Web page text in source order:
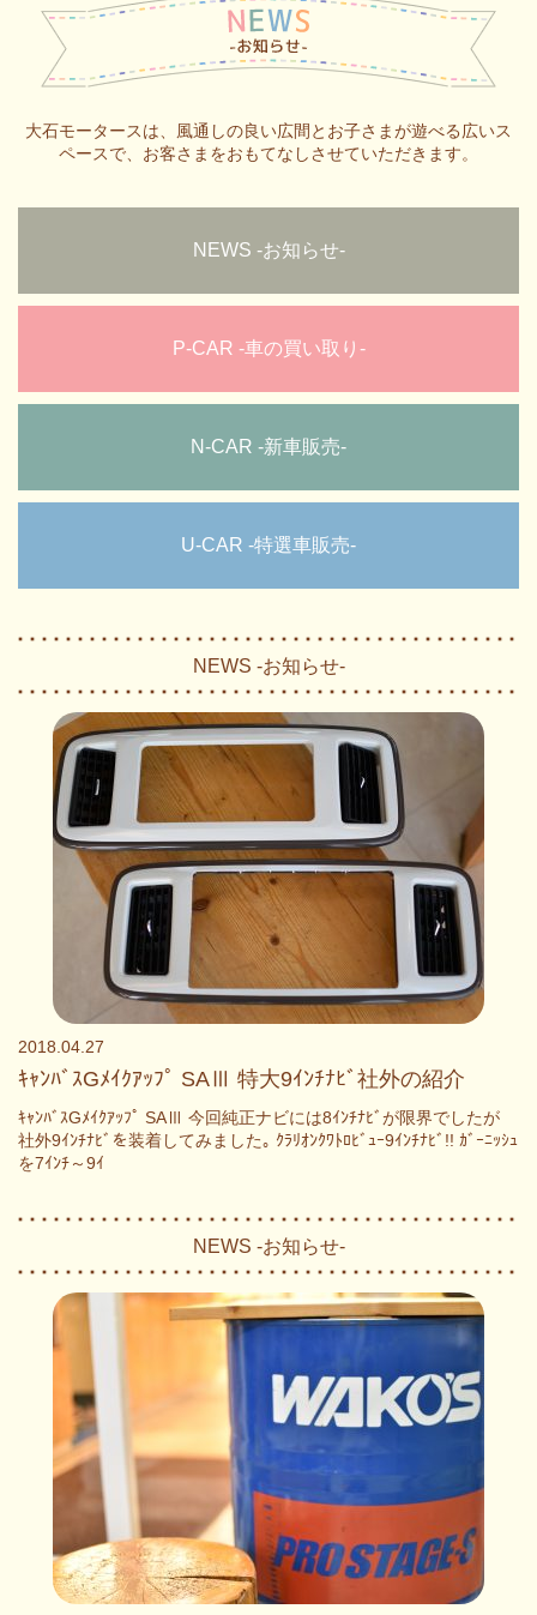
大石モータースは、風通しの良い広間とお子さまが遊べる広いス
ペースで、お客さまをおもてなしさせていただきます。
NEWS -お知らせ-
P-CAR -車の買い取り-
N-CAR -新車販売-
U-CAR -特選車販売-
NEWS -お知らせ-
2018.04.27
ｷｬﾝﾊﾞｽGﾒｲｸｱｯﾌﾟ SAⅢ 特大9ｲﾝﾁﾅﾋﾞ社外の紹介
ｷｬﾝﾊﾞｽGﾒｲｸｱｯﾌﾟ SAⅢ 今回純正ナビには8ｲﾝﾁﾅﾋﾞが限界でしたが
社外9ｲﾝﾁﾅﾋﾞを装着してみました｡ ｸﾗﾘｵﾝｸﾜﾄﾛﾋﾞｭｰ9ｲﾝﾁﾅﾋﾞ!! ｶﾞｰﾆｯｼｭ
を7ｲﾝﾁ～9ｲ
NEWS -お知らせ-